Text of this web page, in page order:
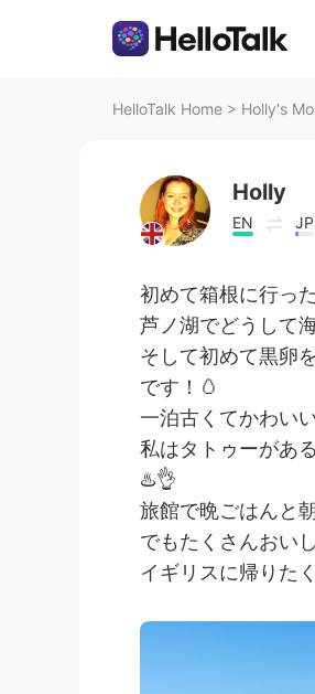
HelloTalk Home > Holly's
Holly
EN JP
初めて箱根に行っ
芦ノ湖でどうして
そして初めて黒卵
です！🥚
一泊古くてかわい
私はタトゥーがあ
♨️👌
旅館で晩ごはんと
でもたくさんおい
イギリスに帰りた